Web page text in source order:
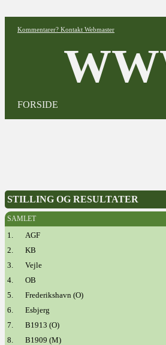
Kommentarer? Kontakt Webmaster
FORSIDE
STILLING OG RESULTATER
SAMLET
1. AGF
2.
KB
3.
Vejle
4.
OB
5.
Frederikshavn (O)
6.
Esbjerg
7.
B1913 (O)
8.
B1909 (M)